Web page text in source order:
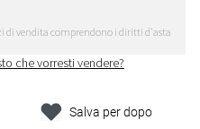
di vendita comprendono i diritti d'asta
che vorresti vendere?
Salva per dopo